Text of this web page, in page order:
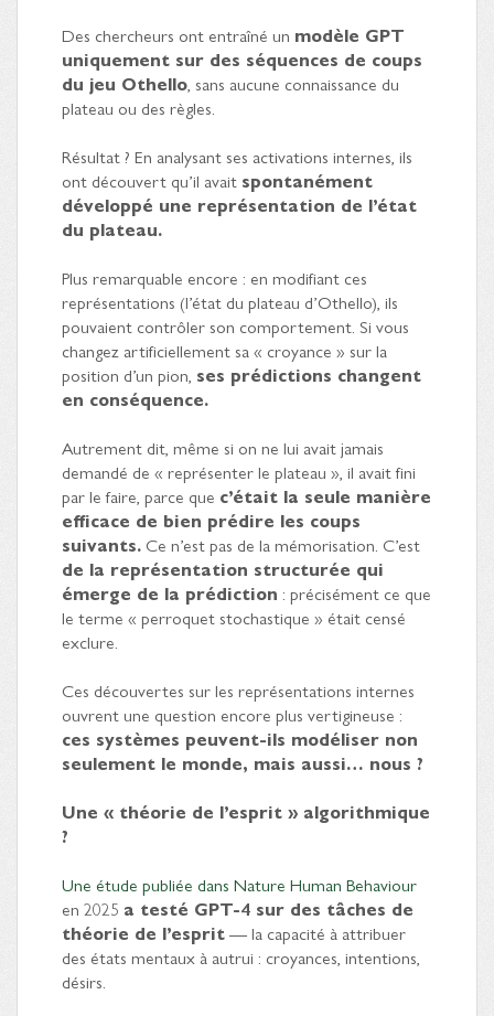
Des chercheurs ont entraîné un modèle GPT
uniquement sur des séquences de coups
du jeu Othello, sans aucune connaissance du
plateau ou des règles.
Résultat ? En analysant ses activations internes, ils
ont découvert qu’il avait spontanément
développé une représentation de l’état
du plateau.
Plus remarquable encore : en modifiant ces
représentations (l’état du plateau d’Othello), ils
pouvaient contrôler son comportement. Si vous
changez artificiellement sa « croyance » sur la
position d’un pion, ses prédictions changent
en conséquence.
Autrement dit, même si on ne lui avait jamais
demandé de « représenter le plateau », il avait fini
par le faire, parce que c’était la seule manière
efficace de bien prédire les coups
suivants. Ce n’est pas de la mémorisation. C’est
de la représentation structurée qui
émerge de la prédiction : précisément ce que
le terme « perroquet stochastique » était censé
exclure.
Ces découvertes sur les représentations internes
ouvrent une question encore plus vertigineuse :
ces systèmes peuvent-ils modéliser non
seulement le monde, mais aussi… nous ?
Une « théorie de l’esprit » algorithmique
?
Une étude publiée dans Nature Human Behaviour
en 2025 a testé GPT-4 sur des tâches de
théorie de l’esprit— la capacité à attribuer
des états mentaux à autrui : croyances, intentions,
désirs.